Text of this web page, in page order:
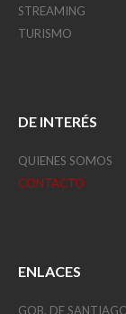
STREAMING
TURISMO
DE INTERÉS
QUIENES SOMOS
CONTACTO
ENLACES
GOB. DE